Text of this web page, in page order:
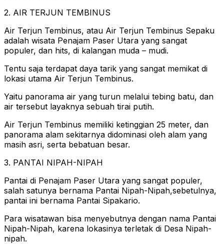
2. AIR TERJUN TEMBINUS
Air Terjun Tembinus, atau Air Terjun Tembinus Sepaku
adalah wisata Penajam Paser Utara yang sangat
populer, dan hits, di kalangan muda – mudi.
Tentu saja terdapat daya tarik yang sangat memikat di
lokasi utama Air Terjun Tembinus.
Yaitu panorama air yang turun melalui tebing batu, dan
air tersebut layaknya sebuah tirai putih.
Air Terjun Tembinus memiliki ketinggian 25 meter, dan
panorama alam sekitarnya didominasi oleh alam yang
masih asri, serta bebatuan besar.
3. PANTAI NIPAH-NIPAH
Pantai di Penajam Paser Utara yang sangat populer,
salah satunya bernama Pantai Nipah-Nipah,sebetulnya,
pantai ini bernama Pantai Sipakario.
Para wisatawan bisa menyebutnya dengan nama Pantai
Nipah-Nipah, karena lokasinya terletak di Desa Nipah-
nipah.